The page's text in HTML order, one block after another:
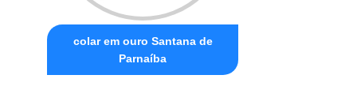
colar em ouro Santana de
Parnaíba